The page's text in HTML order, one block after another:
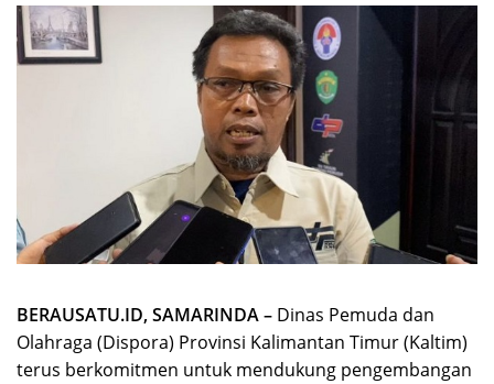
BERAUSATU.ID, SAMARINDA – Dinas Pemuda dan
Olahraga (Dispora) Provinsi Kalimantan Timur (Kaltim)
terus berkomitmen untuk mendukung pengembangan